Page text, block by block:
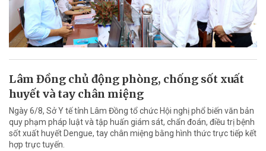
Lâm Đồng chủ động phòng, chống sốt xuất
huyết và tay chân miệng
Ngày 6/8, Sở Y tế tỉnh Lâm Đồng tổ chức Hội nghị phổ biến văn bản
quy phạm pháp luật và tập huấn giám sát, chẩn đoán, điều trị bệnh
sốt xuất huyết Dengue, tay chân miệng bằng hình thức trực tiếp kết
hợp trực tuyến.